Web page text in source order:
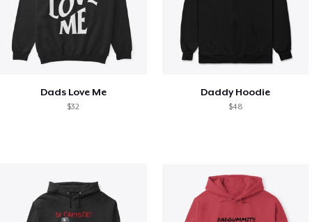
Dads Love Me
$32
Daddy Hoodie
$48